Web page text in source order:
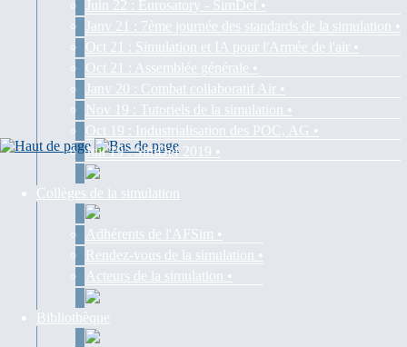
Juin 22 : Eurosatory - SimDef •
Janv 21 : 7ème journée des standards de la simulation •
Oct 21 : Simulation et IA pour l'Armée de l'air •
Oct 21 : Assemblée générale •
Janv 20 : Combat collaboratif Air •
Nov 19 : Tutoriels de la simulation •
Oct 19 : Industrialisation des POC, AG •
Juil 19 : SimDef 2019 •
Collèges de la simulation
Adhérents de l'AFSim •
Rendez-vous de la simulation •
Acteurs de la simulation •
Bibliothèque